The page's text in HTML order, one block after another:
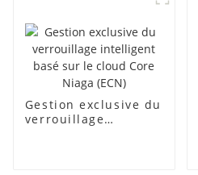
Gestion exclusive du
verrouillage